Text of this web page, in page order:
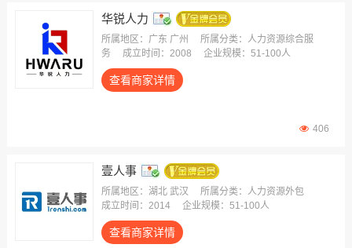
华锐人力
所属地区：广东 广州
所属分类：人力资源综合服
务
成立时间：2008 企业规模：51-100人
查看商家详情
406
壹人事
所属地区：湖北 武汉
所属分类：人力资源外包
成立时间：2014
企业规模：51-100人
查看商家详情